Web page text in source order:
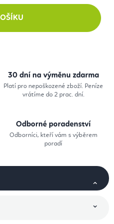
30 dní na výměnu zdarma
Platí pro nepoškozené zboží. Peníze
vrátíme do 2 prac. dní.
Odborné poradenství
Odborníci, kteří vám s výběrem
poradí